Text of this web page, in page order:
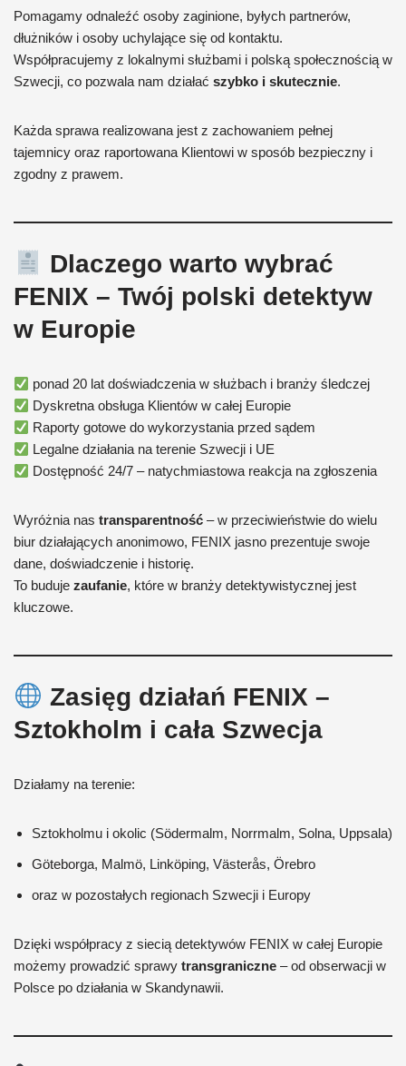
Pomagamy odnaleźć osoby zaginione, byłych partnerów,
dłużników i osoby uchylające się od kontaktu.
Współpracujemy z lokalnymi służbami i polską społecznością w
Szwecji, co pozwala nam działać szybko i skutecznie.
Każda sprawa realizowana jest z zachowaniem pełnej
tajemnicy oraz raportowana Klientowi w sposób bezpieczny i
zgodny z prawem.
Dlaczego warto wybrać
FENIX – Twój polski detektyw
w Europie
ponad 20 lat doświadczenia w służbach i branży śledczej
Dyskretna obsługa Klientów w całej Europie
Raporty gotowe do wykorzystania przed sądem
Legalne działania na terenie Szwecji i UE
Dostępność 24/7 – natychmiastowa reakcja na zgłoszenia
Wyróżnia nas transparentność – w przeciwieństwie do wielu
biur działających anonimowo, FENIX jasno prezentuje swoje
dane, doświadczenie i historię.
To buduje zaufanie, które w branży detektywistycznej jest
kluczowe.
Zasięg działań FENIX –
Sztokholm i cała Szwecja
Działamy na terenie:
Sztokholmu i okolic (Södermalm, Norrmalm, Solna, Uppsala)
Göteborga, Malmö, Linköping, Västerås, Örebro
oraz w pozostałych regionach Szwecji i Europy
Dzięki współpracy z siecią detektywów FENIX w całej Europie
możemy prowadzić sprawy transgraniczne – od obserwacji w
Polsce po działania w Skandynawii.